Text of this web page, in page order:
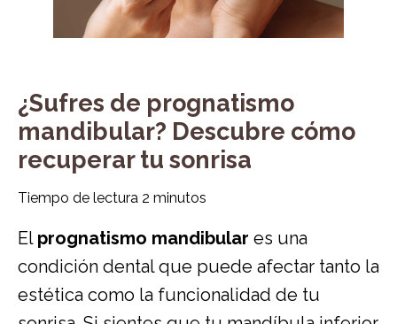
¿Sufres de prognatismo
mandibular? Descubre cómo
recuperar tu sonrisa
Tiempo de lectura 2 minutos
El prognatismo mandibular es una
condición dental que puede afectar tanto la
estética como la funcionalidad de tu